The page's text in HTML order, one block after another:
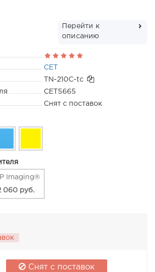
Перейти к
описанию
CET
TN-210C-tc
CET5665
Снят с поставок
Imaging®
060 руб.
Снят с поставок